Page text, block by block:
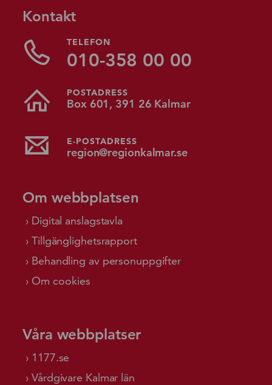
Kontakt
TELEFON
010-358 00 00
POSTADRESS
Box 601, 391 26 Kalmar
E-POSTADRESS
region@regionkalmar.se
Om webbplatsen
Digital anslagstavla
Tillgänglighetsrapport
Behandling av personuppgifter
Om cookies
Våra webbplatser
1177.se
Vårdgivare Kalmar län